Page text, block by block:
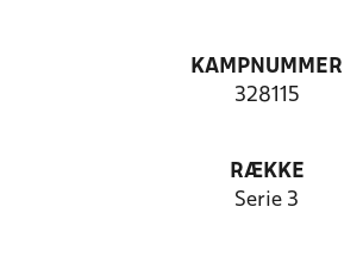
KAMPNUMMER
328115
RÆKKE
Serie 3